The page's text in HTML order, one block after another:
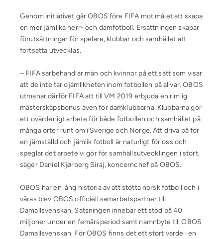
Genom initiativet går OBOS före FIFA mot målet att skapa
en mer jämlika herr- och damfotboll. Ersättningen skapar
förutsättningar för spelare, klubbar och samhället att
fortsätta utvecklas.
– FIFA särbehandlar män och kvinnor på ett sätt som visar
att de inte tar ojämlikheten inom fotbollen på allvar. OBOS
utmanar därför FIFA att till VM 2019 erbjuda en rimlig
mästerskapsbonus även för damklubbarna. Klubbarna gör
ett ovärderligt arbete för både fotbollen och samhället på
många orter runt om i Sverige och Norge. Att driva på för
en jämställd och jämlik fotboll är naturligt för oss och
speglar det arbete vi gör för samhällsutvecklingen i stort,
säger Daniel Kjørberg Siraj, koncernchef på OBOS.
OBOS har en lång historia av att stötta norsk fotboll och i
våras blev OBOS officiell samarbetspartner till
Damallsvenskan. Satsningen innebär ett stöd på 40
miljoner under en femårsperiod samt namnbyte till OBOS
Damallsvenskan. För OBOS finns det ett stort värde i en